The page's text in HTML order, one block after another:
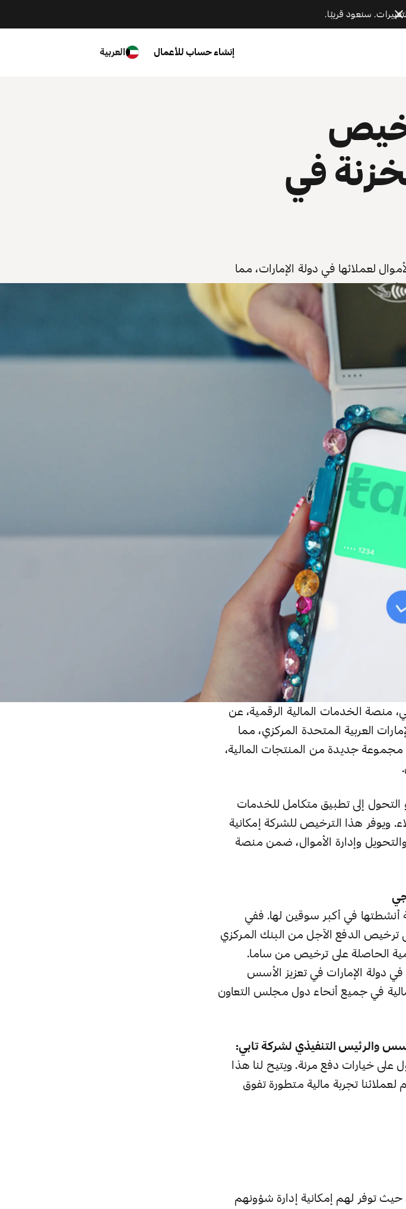
سنعود قريبًا.
إنشاء حساب للأعمال العربية
في
لعملائها في دولة الإمارات، مما
لحلول الائتمان.
منصة الخدمات المالية الرقمية، عن
العربية المتحدة المركزي، مما
مجموعة جديدة من المنتجات المالية،
إلى تطبيق متكامل للخدمات
ويوفر هذا الترخيص للشركة إمكانية
وإدارة الأموال، ضمن منصة
أنشطتها في أكبر سوقين لها. ففي
ترخيص الدفع الآجل من البنك المركزي
الحاصلة على ترخيص من ساما.
دولة الإمارات في تعزيز الأسس
في جميع أنحاء دول مجلس التعاون
والرئيس التنفيذي لشركة تابي:
خيارات دفع مرنة. ويتيح لنا هذا
تجربة مالية متطورة تفوق
توفر لهم إمكانية إدارة شؤونهم